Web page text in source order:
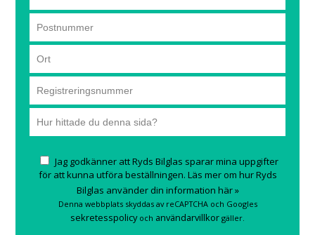
Jag godkänner att Ryds Bilglas sparar mina uppgifter
för att kunna utföra beställningen. Läs merom hur Ryds
Bilglas använder din information här »
Denna webbplats skyddas av reCAPTCHA och Googles
sekretesspolicy och användarvillkor gäller.